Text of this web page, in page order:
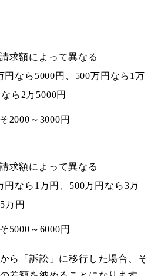
求額によって異なる
円なら5000円、500万円なら1万
ら2万5000円
2000～3000円
求額によって異なる
円なら1万円、500万円なら3万
万円
5000～6000円
ら「訴訟」に移行した場合、そ